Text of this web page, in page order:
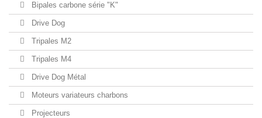
Bipales carbone série "K"
Drive Dog
Tripales M2
Tripales M4
Drive Dog Métal
Moteurs variateurs charbons
Projecteurs